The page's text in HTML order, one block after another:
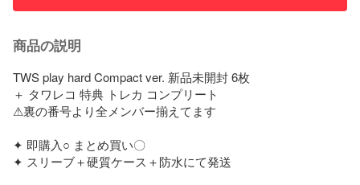
商品の説明
TWS play hard Compact ver. 新品未開封 6枚
＋ タワレコ 特典 トレカ コンプリート
⚠︎裏の番号より全メンバー揃えてます
︎✦︎ 即購入○ まとめ買い〇
︎✦︎ スリーブ＋硬質ケース＋防水にて発送